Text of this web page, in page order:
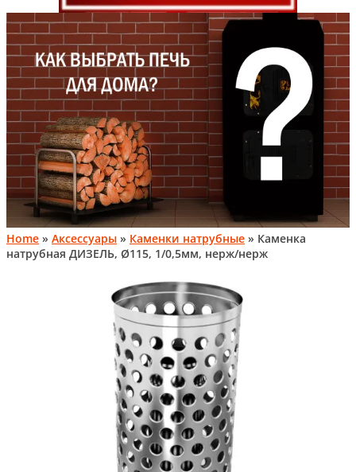
Home » Аксессуары » Каменки натрубные » Каменка
натрубная ДИЗЕЛЬ, Ø115, 1/0,5мм, нерж/нерж